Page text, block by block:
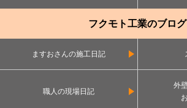
フクモト工業のブログ
ますおさんの施工日記
職人の現場日記
外